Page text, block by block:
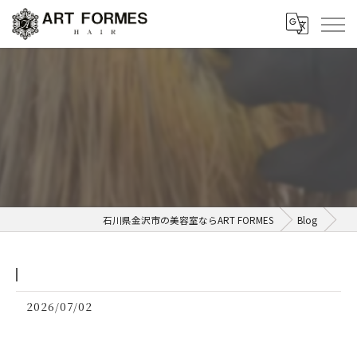
石川県金沢市の美容室ならART FORMES Blog
2026/07/02